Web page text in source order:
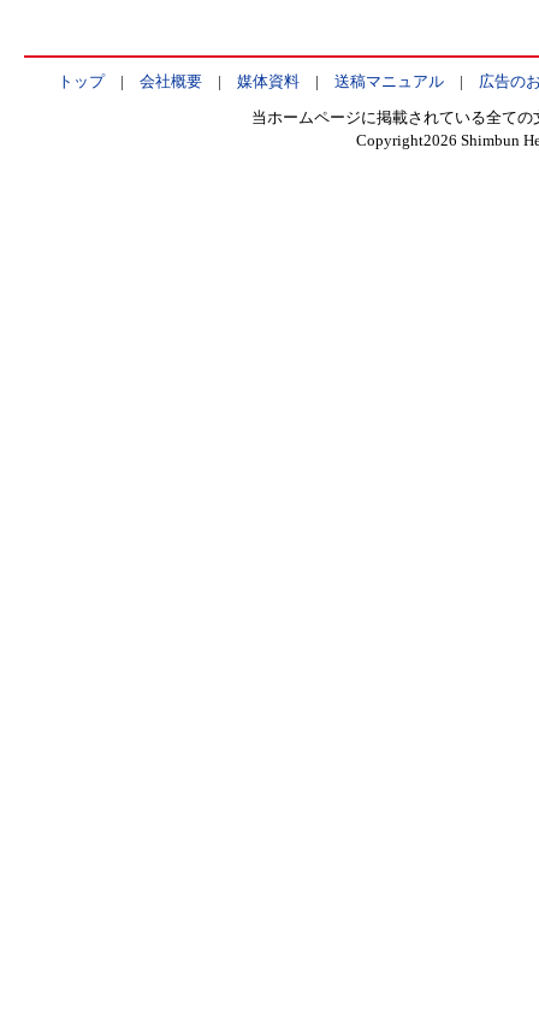
トップ| 会社概要| 媒体資料| 送稿マニュアル| 広告の
当ホームページに掲載されている全て
Copyright2026 Shimbun